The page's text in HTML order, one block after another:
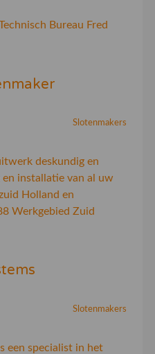
Bureau Fred
Slotenmakers
deskundig en
installatie van al uw
Holland en
Werkgebied Zuid
Slotenmakers
een specialist in het